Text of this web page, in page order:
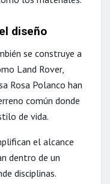
diseño
se construye a
Land Rover,
Rosa Polanco han
común donde
de vida.
el alcance
dentro de un
disciplinas.